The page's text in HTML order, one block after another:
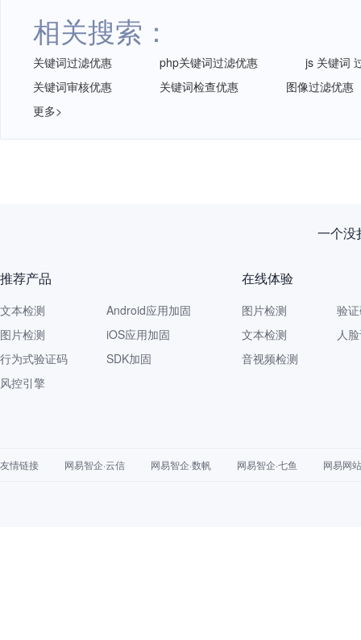
相关搜索：
关键词过滤优惠 php关键词过滤优惠
js 关键词
关键词审核优惠
关键词检查优惠
图像过滤优惠
更多>
一个没
推荐产品
文本检测
图片检测
行为式验证码
风控引擎
Android应用加固
iOS应用加固
SDK加固
在线体验
图片检测
文本检测
音视频检测
验
人
友情链接 网易智企·云信 网易智企·数帆 网易智企·七鱼 网易网